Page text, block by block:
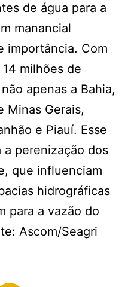
de água para a
manancial
importância. Com
milhões de
apenas a Bahia,
Minas Gerais,
e Piauí. Esse
perenização dos
que influenciam
hidrográficas
para a vazão do
Ascom/Seagri